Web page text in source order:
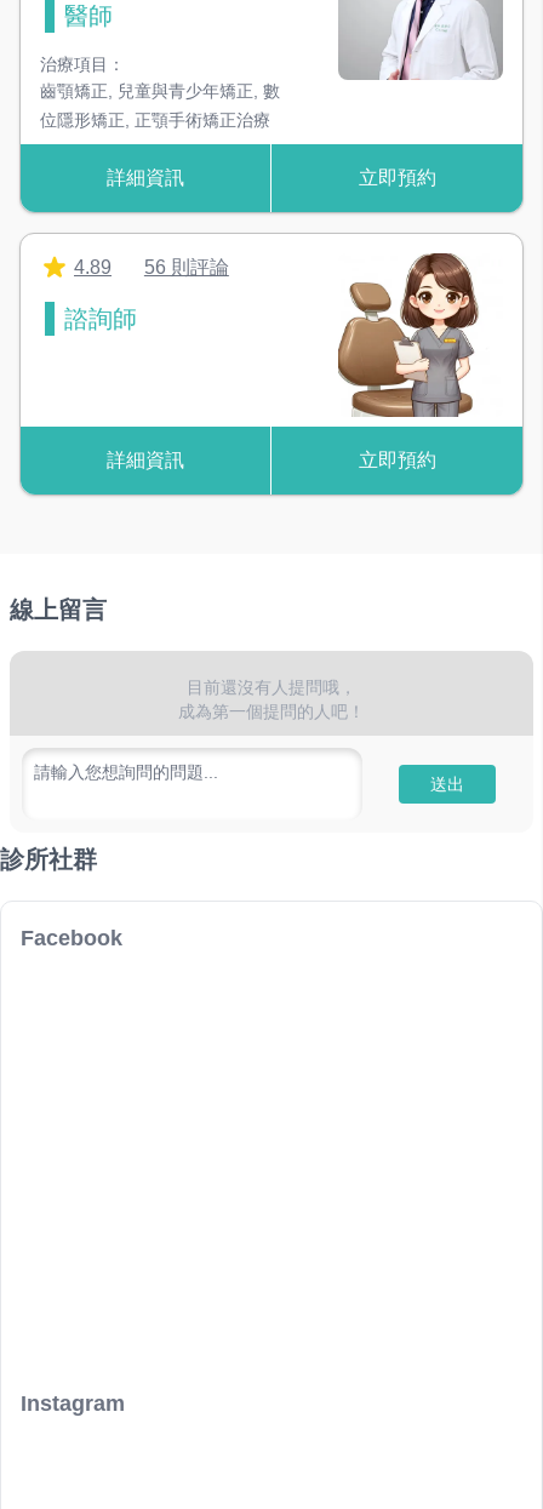
動態導航植牙儀
4D動態導航機，提供安全又精準的植牙
3D 列印機
快速且精準的改善假牙的顏色及顯微特徵
降低飛沫四散，減少感染風險
醫師
治療項目：
齒顎矯正
兒童與青少年矯正 數
位隱形矯正
正顎手術矯正治療
詳細資訊 立即預約
4.89 56 則評論
諮詢師
詳細資訊 立即預約
線上留言
目前還沒有人提問哦，
成為第一個提問的人吧！
請輸入您想詢問的問題...
送出
診所社群
Facebook
Instagram